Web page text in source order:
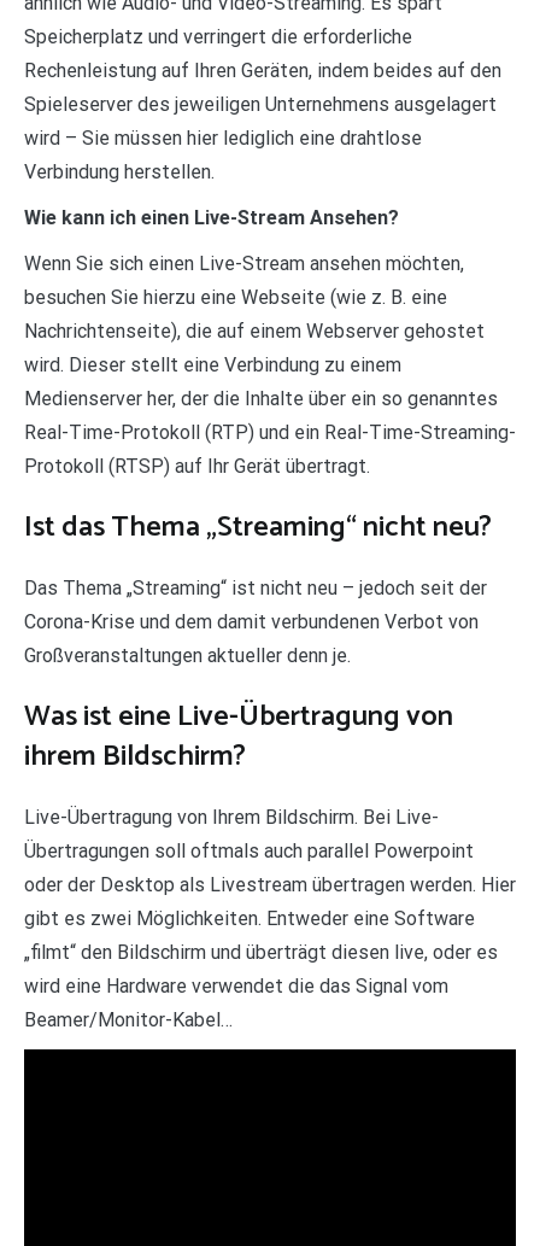
Speicherplatz und verringert die erforderliche
Rechenleistung auf Ihren Geräten, indem beides auf den
Spieleserver des jeweiligen Unternehmens ausgelagert
wird – Sie müssen hier lediglich eine drahtlose
Verbindung herstellen.
Wie kann ich einen Live-Stream Ansehen?
Wenn Sie sich einen Live-Stream ansehen möchten,
besuchen Sie hierzu eine Webseite (wie z. B. eine
Nachrichtenseite), die auf einem Webserver gehostet
wird. Dieser stellt eine Verbindung zu einem
Medienserver her, der die Inhalte über ein so genanntes
Real-Time-Protokoll (RTP) und ein Real-Time-Streaming-
Protokoll (RTSP) auf Ihr Gerät übertragt.
Ist das Thema „Streaming“ nicht neu?
Das Thema „Streaming“ ist nicht neu – jedoch seit der
Corona-Krise und dem damit verbundenen Verbot von
Großveranstaltungen aktueller denn je.
Was ist eine Live-Übertragung von
ihrem Bildschirm?
Live-Übertragung von Ihrem Bildschirm. Bei Live-
Übertragungen soll oftmals auch parallel Powerpoint
oder der Desktop als Livestream übertragen werden. Hier
gibt es zwei Möglichkeiten. Entweder eine Software
„filmt“ den Bildschirm und überträgt diesen live, oder es
wird eine Hardware verwendet die das Signal vom
Beamer/Monitor-Kabel…